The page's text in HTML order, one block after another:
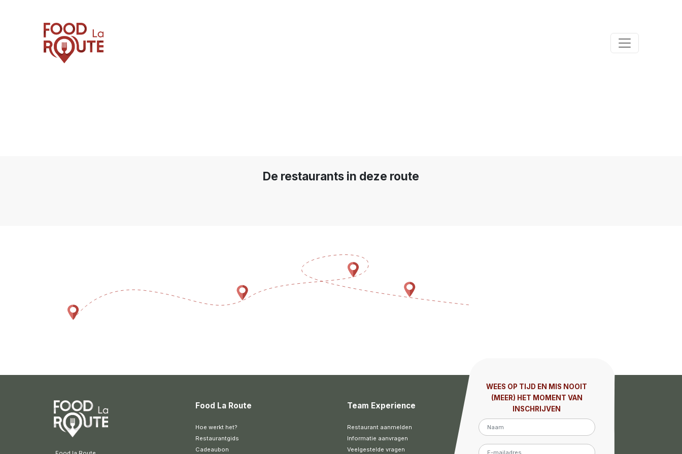
De restaurants in deze route
Food La Route
Hoe werkt het?
Restaurantgids
Cadeaubon
Team Experience
Restaurant aanmelden
Informatie aanvragen
Veelgestelde vragen
WEES OP TIJD EN MIS NOOIT
(MEER) HET MOMENT VAN
INSCHRIJVEN